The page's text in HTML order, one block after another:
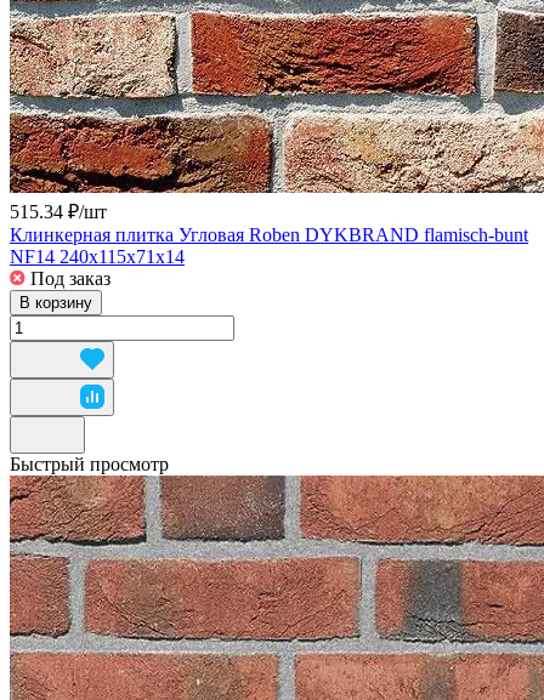
515.34 ₽/шт
Клинкерная плитка Угловая Roben DYKBRAND flamisch-bunt
NF14 240x115x71x14
Под заказ
В корзину
Быстрый просмотр